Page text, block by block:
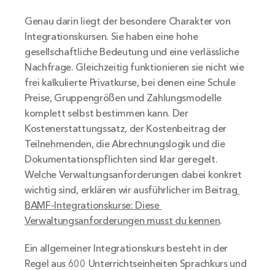
Genau darin liegt der besondere Charakter von
Integrationskursen. Sie haben eine hohe
gesellschaftliche Bedeutung und eine verlässliche
Nachfrage. Gleichzeitig funktionieren sie nicht wie
frei kalkulierte Privatkurse, bei denen eine Schule
Preise, Gruppengrößen und Zahlungsmodelle
komplett selbst bestimmen kann. Der
Kostenerstattungssatz, der Kostenbeitrag der
Teilnehmenden, die Abrechnungslogik und die
Dokumentationspflichten sind klar geregelt.
Welche Verwaltungsanforderungen dabei konkret
wichtig sind, erklären wir ausführlicher im Beitrag
BAMF-Integrationskurse: Diese
Verwaltungsanforderungen musst du kennen.
Ein allgemeiner Integrationskurs besteht in der
Regel aus 600 Unterrichtseinheiten Sprachkurs und